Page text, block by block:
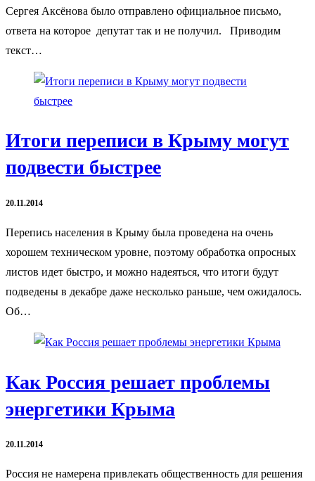
Сергея Аксёнова было отправлено официальное письмо,
ответа на которое депутат так и не получил. Приводим
текст…
Итоги переписи в Крыму могут
подвести быстрее
20.11.2014
Перепись населения в Крыму была проведена на очень
хорошем техническом уровне, поэтому обработка опросных
листов идет быстро, и можно надеяться, что итоги будут
подведены в декабре даже несколько раньше, чем ожидалось.
Об…
Как Россия решает проблемы
энергетики Крыма
20.11.2014
Россия не намерена привлекать общественность для решения